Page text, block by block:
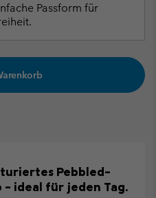
Passform für
Pebbled-
ideal für jeden Tag.